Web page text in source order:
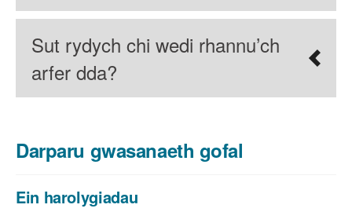
Sut rydych chi wedi rhannu’ch
arfer dda?
Darparu gwasanaeth gofal
Ein harolygiadau